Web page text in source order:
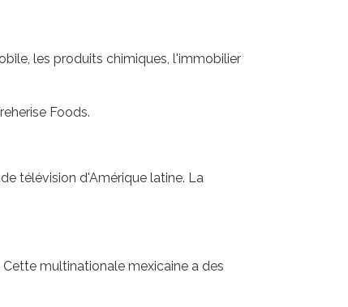
les produits chimiques, l'immobilier
Foods.
télévision d'Amérique latine. La
multinationale mexicaine a des